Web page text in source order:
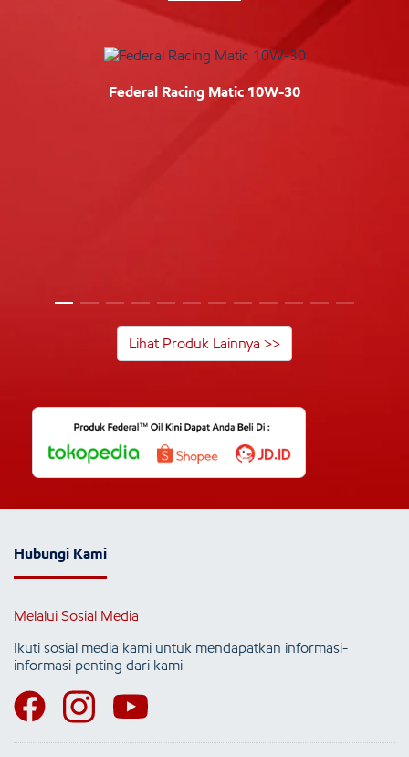
Federal Racing Matic 10W-30
Lihat Produk Lainnya >>
Hubungi Kami
Melalui Sosial Media
Ikuti sosial media kami untuk mendapatkan informasi-
informasi penting dari kami